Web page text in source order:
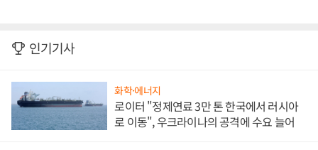
인기기사
화학·에너지
로이터 "정제연료 3만 톤 한국에서 러시아
로 이동", 우크라이나의 공격에 수요 늘어